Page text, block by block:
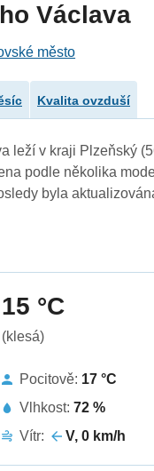
Václava
město
Kvalita ovzduší
leží v kraji Plzeňský
podle několika
byla
15 °C
(klesá)
Pocitově: 17 °C
Vlhkost: 72 %
Vítr:
V, 0 km/h